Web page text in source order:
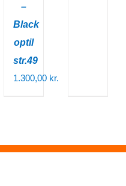
–
Black
optil
str.49
1.300,00 kr.